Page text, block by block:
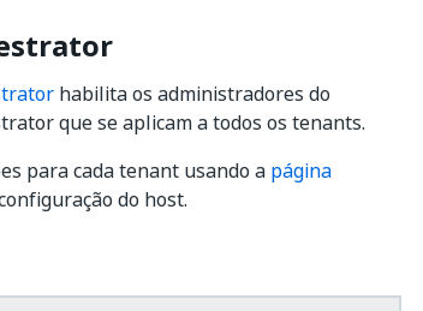
habilita os administradores do
que se aplicam a todos os tenants.
para cada tenant usando a página
do host.